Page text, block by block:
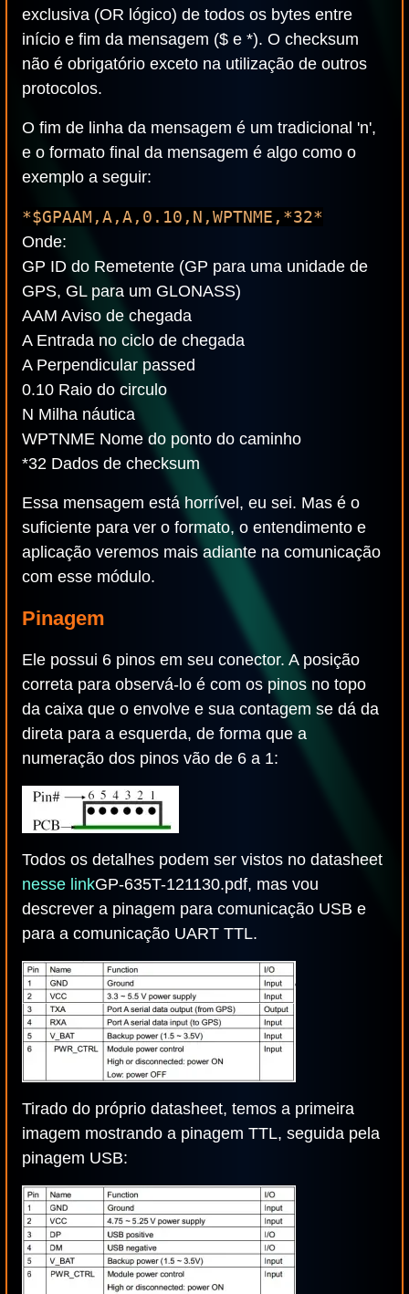
exclusiva (OR lógico) de todos os bytes entre
início e fim da mensagem ($ e *). O checksum
não é obrigatório exceto na utilização de outros
protocolos.
O fim de linha da mensagem é um tradicional 'n',
e o formato final da mensagem é algo como o
exemplo a seguir:
*$GPAAM,A,A,0.10,N,WPTNME,*32*
Onde:
GP ID do Remetente (GP para uma unidade de
GPS, GL para um GLONASS)
AAM Aviso de chegada
A Entrada no ciclo de chegada
A Perpendicular passed
0.10 Raio do circulo
N Milha náutica
WPTNME Nome do ponto do caminho
*32 Dados de checksum
Essa mensagem está horrível, eu sei. Mas é o
suficiente para ver o formato, o entendimento e
aplicação veremos mais adiante na comunicação
com esse módulo.
Pinagem
Ele possui 6 pinos em seu conector. A posição
correta para observá-lo é com os pinos no topo
da caixa que o envolve e sua contagem se dá da
direta para a esquerda, de forma que a
numeração dos pinos vão de 6 a 1:
Todos os detalhes podem ser vistos no datasheet
nesse linkGP-635T-121130.pdf, mas vou
descrever a pinagem para comunicação USB e
para a comunicação UART TTL.
Tirado do próprio datasheet, temos a primeira
imagem mostrando a pinagem TTL, seguida pela
pinagem USB: